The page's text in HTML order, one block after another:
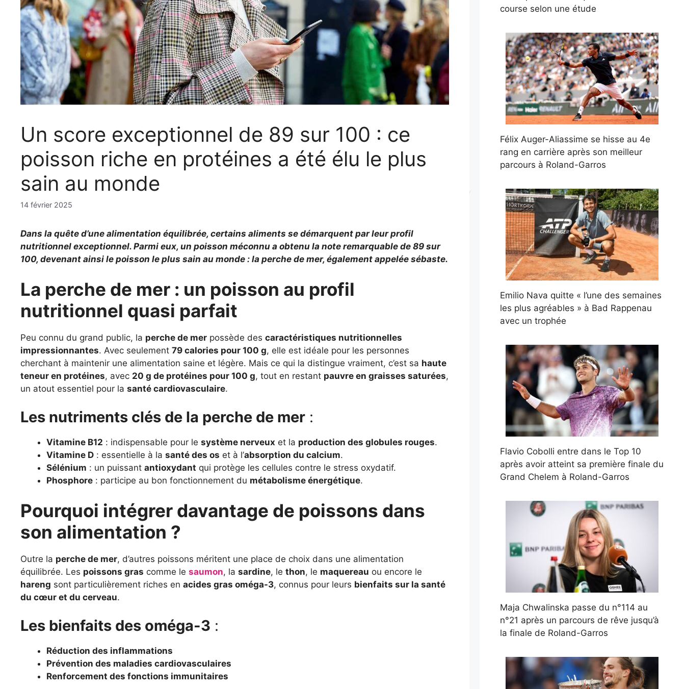
Un score exceptionnel de 89 sur 100 : ce
poisson riche en protéines a été élu le plus
sain au monde
14 février 2025
Dans la quête d’une alimentation équilibrée, certains aliments se démarquent par leur profil
nutritionnel exceptionnel. Parmi eux, un poisson méconnu a obtenu la note remarquable de 89 sur
100, devenant ainsi le poisson le plus sain au monde : la perche de mer, également appelée sébaste.
La perche de mer : un poisson au profil
nutritionnel quasi parfait
Peu connu du grand public, la perche de mer possède des caractéristiques nutritionnelles
impressionnantes. Avec seulement 79 calories pour 100 g, elle est idéale pour les personnes
cherchant à maintenir une alimentation saine et légère. Mais ce qui la distingue vraiment, c’est sa haute
teneur en protéines, avec 20 g de protéines pour 100 g, tout en restant pauvre en graisses saturées,
un atout essentiel pour la santé cardiovasculaire.
Les nutriments clés de la perche de mer :
Vitamine B12 : indispensable pour le système nerveux et la production des globules rouges.
Vitamine D : essentielle à la santé des os et à l’absorption du calcium.
Sélénium : un puissant antioxydant qui protège les cellules contre le stress oxydatif.
Phosphore : participe au bon fonctionnement du métabolisme énergétique.
Pourquoi intégrer davantage de poissons dans
son alimentation ?
Outre la perche de mer, d’autres poissons méritent une place de choix dans une alimentation
équilibrée. Les poissons gras comme le saumon, la sardine, le thon, le maquereau ou encore le
hareng sont particulièrement riches en acides gras oméga-3, connus pour leurs bienfaits sur la santé
du cœur et du cerveau.
Les bienfaits des oméga-3 :
Réduction des inflammations
Prévention des maladies cardiovasculaires
Renforcement des fonctions immunitaires
course selon une étude
Félix Auger-Aliassime se hisse au 4e
rang en carrière après son meilleur
parcours à Roland-Garros
Emilio Nava quitte « l’une des semaines
les plus agréables » à Bad Rappenau
avec un trophée
Flavio Cobolli entre dans le Top 10
après avoir atteint sa première finale du
Grand Chelem à Roland-Garros
Maja Chwalinska passe du n°114 au
n°21 après un parcours de rêve jusqu’à
la finale de Roland-Garros